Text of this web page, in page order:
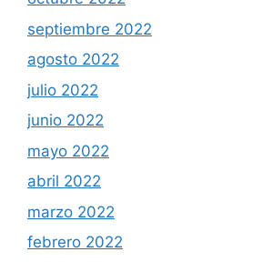
septiembre 2022
agosto 2022
julio 2022
junio 2022
mayo 2022
abril 2022
marzo 2022
febrero 2022